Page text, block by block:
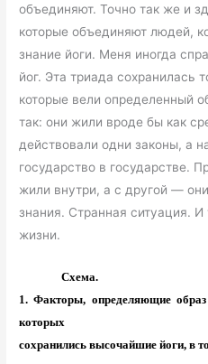
объединяют. Точно так же и
которые объединяют людей,
знание йоги. Меня иногда
йог. Эта триада сохранилась
которые вели определенный
так: они жили вроде бы как
действовали одни законы, а
государство в государстве.
жили внутри, а с другой —
знания. Странная ситуация. И
жизни.
Схема.
1. Факторы, определяющие
которых
сохранились высочайшие йоги, в